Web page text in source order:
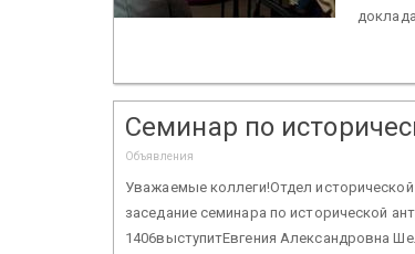
Семинар по
Объявления
Уважаемые коллеги!Отдел
заседание семинара по исторической
1406выступитЕвгения Александровна